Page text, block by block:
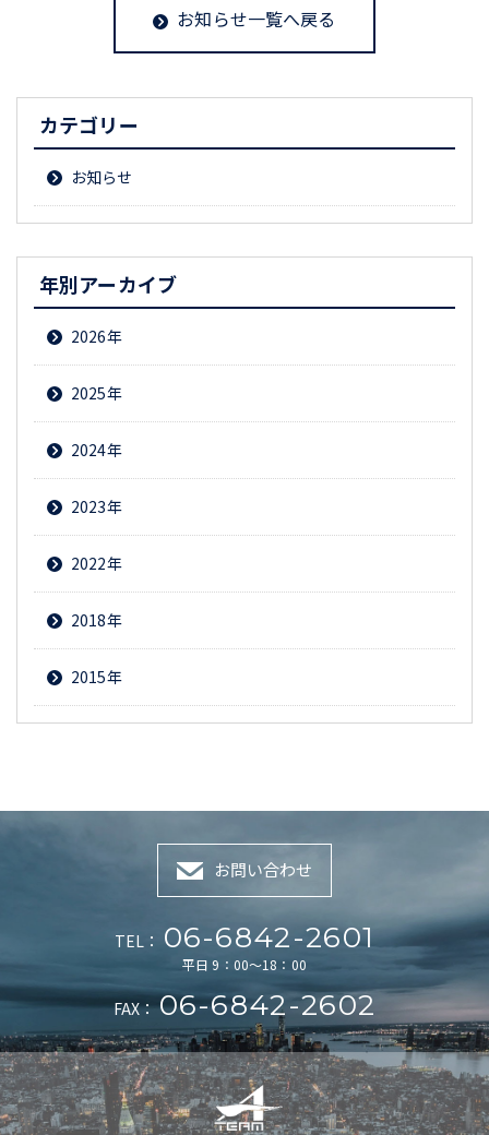
お知らせ一覧へ戻る
カテゴリー
お知らせ
年別アーカイブ
2026
2025
2024
2023
2022
2018
2015
お問い合わせ
TEL： 06-6842-2601
平日 9：00～18：00
FAX：06-6842-2602